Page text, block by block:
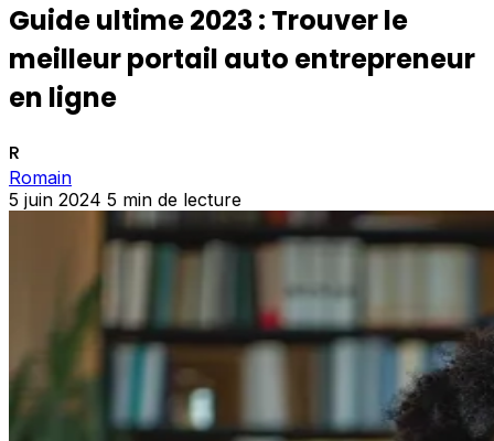
Guide ultime 2023 : Trouver le
meilleur portail auto entrepreneur
en ligne
R
Romain
5 juin 2024 5 min de lecture